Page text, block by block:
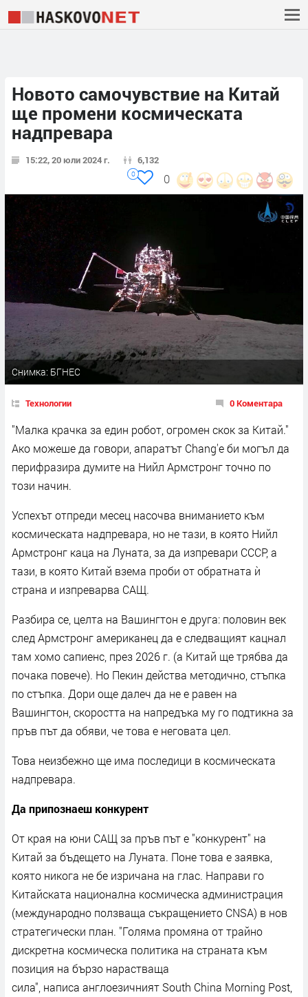
Новото самочувствие на Китай
ще промени космическата
надпревара
15:22, 20 юли 2024 г. 6,132
0
0
Снимка: БГНЕС
Технологии 0 Коментара
"Малка крачка за един робот, огромен скок за Китай."
Ако можеше да говори, апаратът Chang'е би могъл да
перифразира думите на Нийл Армстронг точно по
този начин.
Успехът отпреди месец насочва вниманието към
космическата надпревара, но не тази, в която Нийл
Армстронг каца на Луната, за да изпревари СССР, а
тази, в която Китай взема проби от обратната ѝ
страна и изпреварва САЩ.
Разбира се, целта на Вашингтон е друга: половин век
след Армстронг американец да е следващият кацнал
там хомо сапиенс, през 2026 г. (а Китай ще трябва да
почака повече). Но Пекин действа методично, стъпка
по стъпка. Дори още далеч да не е равен на
Вашингтон, скоростта на напредъка му го подтикна за
пръв път да обяви, че това е неговата цел.
Това неизбежно ще има последици в космическата
надпревара.
Да припознаеш конкурент
От края на юни САЩ за пръв път е "конкурент" на
Китай за бъдещето на Луната. Поне това е заявка,
която никога не бе изричана на глас. Направи го
Китайската национална космическа администрация
(международно ползваща съкращението CNSA) в нов
стратегически план. "Голяма промяна от трайно
дискретна космическа политика на страната към
позиция на бързо нарастваща
сила", написа англоезичният South China Morning Post,